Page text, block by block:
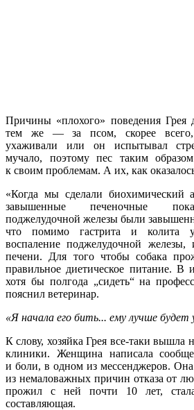
Причины «плохого» поведения Грея
тем же — за псом, скорее всего,
ухаживали или он испытывал
мучало, поэтому пес таким
к своим проблемам. А их, как
«Когда мы сделали биохимический
завышенные печеночные
поджелудочной железы были
что помимо гастрита и колита у
воспаление поджелудочной железы,
печени. Для того чтобы собака
правильное диетическое питание. В
хотя бы полгода „сидеть“ на
пояснил ветеринар.
«Я начала его бить... ему лучше будет
К слову, хозяйка Грея все-таки вышла
клиники. Женщина написала
и боли, в одном из мессенджеров. Она
из немаловажных причин отказа от
прожил с ней почти 10 лет,
составляющая.